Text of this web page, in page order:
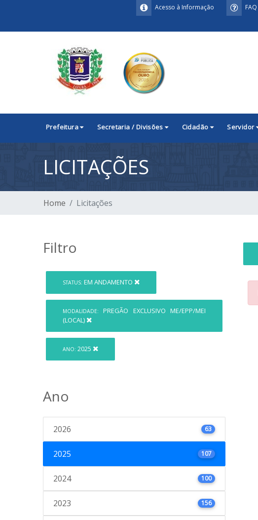
FAQ
Acesso à Informação
Prefeitura Secretaria / Divisões Cidadão Servidor
LICITAÇÕES
Home Licitações
Filtro
STATUS: EM ANDAMENTO
MODALIDADE:
PREGÃO EXCLUSIVO ME/EPP/MEI
(LOCAL)
ANO: 2025
Ano
2026 63
2025 107
2024 100
2023 156